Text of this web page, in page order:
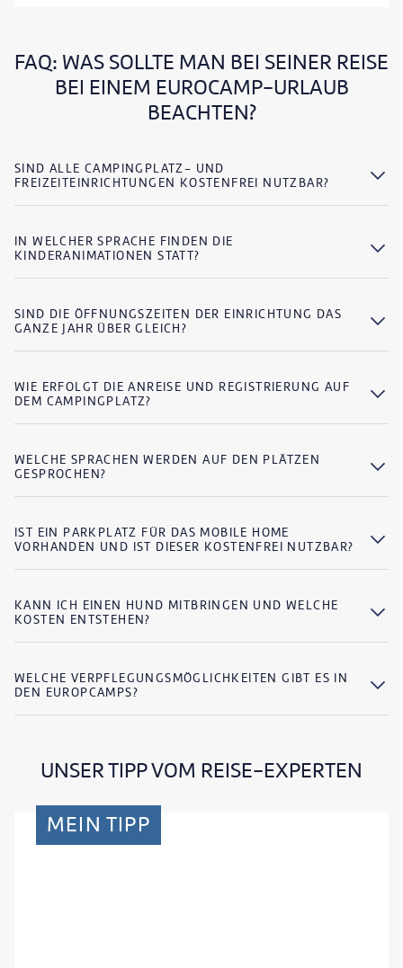
FAQ: WAS SOLLTE MAN BEI SEINER REISE
BEI EINEM EUROCAMP-URLAUB
BEACHTEN?
SIND ALLE CAMPINGPLATZ- UND
FREIZEITEINRICHTUNGEN KOSTENFREI NUTZBAR?
IN WELCHER SPRACHE FINDEN DIE
KINDERANIMATIONEN STATT?
SIND DIE ÖFFNUNGSZEITEN DER EINRICHTUNG DAS
GANZE JAHR ÜBER GLEICH?
WIE ERFOLGT DIE ANREISE UND REGISTRIERUNG AUF
DEM CAMPINGPLATZ?
WELCHE SPRACHEN WERDEN AUF DEN PLÄTZEN
GESPROCHEN?
IST EIN PARKPLATZ FÜR DAS MOBILE HOME
VORHANDEN UND IST DIESER KOSTENFREI NUTZBAR?
KANN ICH EINEN HUND MITBRINGEN UND WELCHE
KOSTEN ENTSTEHEN?
WELCHE VERPFLEGUNGSMÖGLICHKEITEN GIBT ES IN
DEN EUROPCAMPS?
UNSER TIPP VOM REISE-EXPERTEN
MEIN TIPP